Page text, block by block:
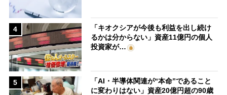
4
「キオクシアが今後も利益を出し続け
るかは分からない」資産11億円の個人
投資家が…
5
「AI・半導体関連が“本命”であること
に変わりはない」資産20億円超の90歳